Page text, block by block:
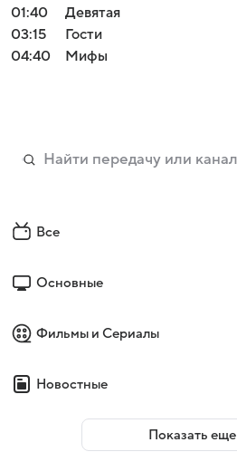
01:40
Девятая
03:15
Гости
04:40
Мифы
Все
Основные
Фильмы и Сериалы
Новостные
Показать еще